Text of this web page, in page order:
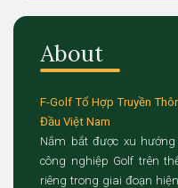
About
F-Golf Tổ Hợp Truyền
Đầu Việt Nam
Nắm bắt được xu
công nghiệp Golf trên
riêng trong giai đoạn